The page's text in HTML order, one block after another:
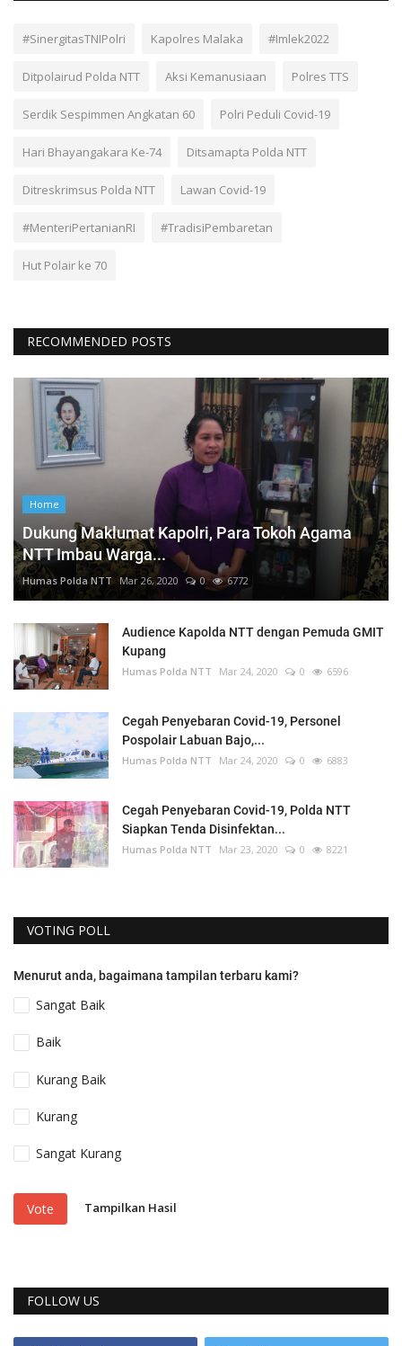
#SinergitasTNIPolri Kapolres Malaka #Imlek2022
Ditpolairud Polda NTT Aksi Kemanusiaan Polres TTS
Serdik Sespimmen Angkatan 60 Polri Peduli Covid-19
Hari Bhayangakara Ke-74 Ditsamapta Polda NTT
Ditreskrimsus Polda NTT Lawan Covid-19
#MenteriPertanianRI #TradisiPembaretan
Hut Polair ke 70
RECOMMENDED POSTS
Home
Dukung Maklumat Kapolri, Para Tokoh Agama
NTT Imbau Warga...
Humas Polda NTT Mar 26, 2020 0 6772
Audience Kapolda NTT dengan Pemuda GMIT
Kupang
Humas Polda NTT Mar 24, 2020 0 6596
Cegah Penyebaran Covid-19, Personel
Pospolair Labuan Bajo,...
Humas Polda NTT Mar 24, 2020 0 6883
Cegah Penyebaran Covid-19, Polda NTT
Siapkan Tenda Disinfektan...
Humas Polda NTT Mar 23, 2020 0 8221
VOTING POLL
Menurut anda, bagaimana tampilan terbaru kami?
Sangat Baik
Baik
Kurang Baik
Kurang
Sangat Kurang
Vote Tampilkan Hasil
FOLLOW US